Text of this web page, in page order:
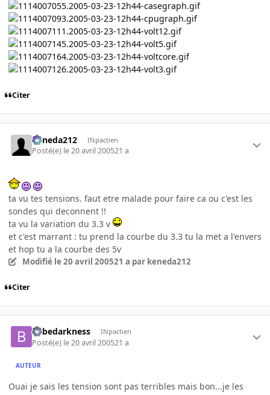
Citer
keneda212 INpactien
Posté(e) le 20 avril 200521 a
ta vu tes tensions. faut etre malade pour faire ca ou c'est les
sondes qui deconnent !!
ta vu la variation du 3.3 v
et c'est marrant : tu prend la courbe du 3.3 tu la met a l'envers
et hop tu a la courbe des 5v
Modifié le 20 avril 200521 a par keneda212
Citer
bebedarkness INpactien
Posté(e) le 20 avril 200521 a
AUTEUR
Ouai je sais les tension sont pas terribles mais bon...je les